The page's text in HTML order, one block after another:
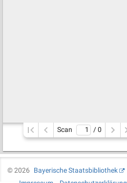
Scan / 0
©2026
Bayerische Staatsbibliothek